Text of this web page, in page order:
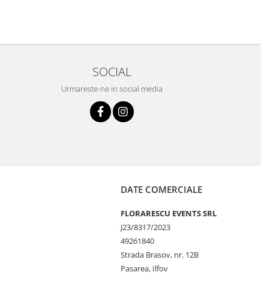
SOCIAL
Urmareste-ne in social media
DATE COMERCIALE
FLORARESCU EVENTS SRL
J23/8317/2023
49261840
Strada Brasov, nr. 12B
Pasarea, Ilfov